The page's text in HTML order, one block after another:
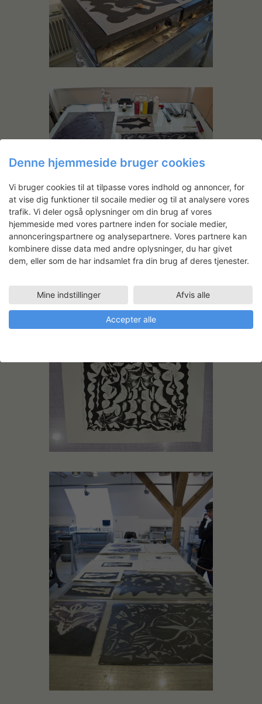
Denne hjemmeside bruger cookies
Vi bruger cookies til at tilpasse vores indhold og annoncer, for
at vise dig funktioner til socaile medier og til at analysere vores
trafik. Vi deler også oplysninger om din brug af vores
hjemmeside med vores partnere inden for sociale medier,
annonceringspartnere og analysepartnere. Vores partnere kan
kombinere disse data med andre oplysninger, du har givet
dem, eller som de har indsamlet fra din brug af deres tjenester.
Mine indstillinger Afvis alle
Accepter alle